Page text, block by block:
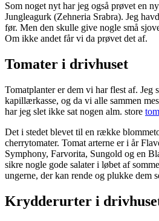
Som noget nyt har jeg også prøvet en
Jungleagurk (Zehneria Srabra). Jeg
før. Men den skulle give nogle små
Om ikke andet får vi da prøvet det af.
Tomater i drivhuset
Tomatplanter er dem vi har flest af. Jeg
kapillærkasse, og da vi alle sammen
har jeg slet ikke sat nogen alm. store
Det i stedet blevet til en række
cherrytomater. Tomat arterne er i år
Symphony, Farvorita, Sungold og en
sikre nogle gode salater i løbet af
ungerne, der kan rende og plukke dem
Krydderurter i